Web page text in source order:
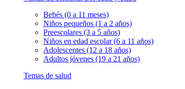
Bebés (0 a 11 meses)
Niños pequeños (1 a 2 años)
Preescolares (3 a 5 años)
Niños en edad escolar (6 a 11 años)
Adolescentes (12 a 18 años)
Adultos jóvenes (19 a 21 años)
Temas de salud